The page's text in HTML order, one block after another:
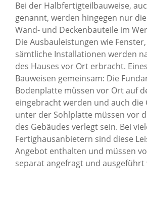
Bei der Halbfertigteilbauweise,
genannt, werden hingegen nur
Wand- und Deckenbauteile im
Die Ausbauleistungen wie
sämtliche Installationen werden
des Hauses vor Ort erbracht.
Bauweisen gemeinsam: Die
Bodenplatte müssen vor Ort auf
eingebracht werden und auch
unter der Sohlplatte müssen vor
des Gebäudes verlegt sein. Bei
Fertighausanbietern sind diese
Angebot enthalten und müssen
separat angefragt und ausgeführt